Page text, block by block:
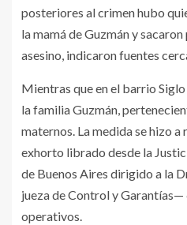
posteriores al crimen hubo
la mamá de Guzmán y
asesino, indicaron fuentes
Mientras que en el barrio
la familia Guzmán,
maternos. La medida se hizo a
exhorto librado desde la
de Buenos Aires dirigido a la
jueza de Control y Garantías—
operativos.